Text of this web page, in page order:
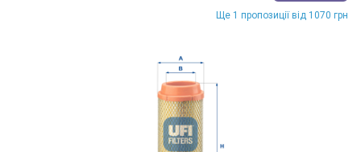
Ще 1 пропозиції від 1070 грн